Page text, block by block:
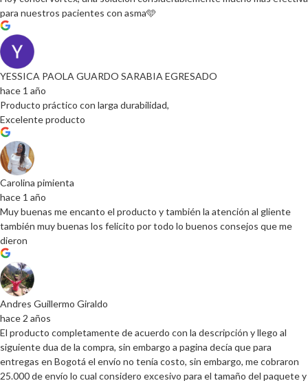
para nuestros pacientes con asma🩵
YESSICA PAOLA GUARDO SARABIA EGRESADO
hace 1 año
Producto práctico con larga durabilidad,
Excelente producto
Carolina pimienta
hace 1 año
Muy buenas me encanto el producto y también la atención al gliente
también muy buenas los felicito por todo lo buenos consejos que me
dieron
Andres Guillermo Giraldo
hace 2 años
El producto completamente de acuerdo con la descripción y llego al
siguiente dua de la compra, sin embargo a pagina decía que para
entregas en Bogotá el envío no tenía costo, sin embargo, me cobraron
25.000 de envío lo cual considero excesivo para el tamaño del paquete y